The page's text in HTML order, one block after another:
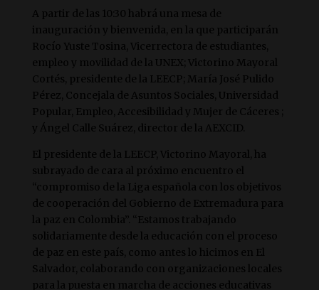
A partir de las 10:30 habrá una mesa de
inauguración y bienvenida, en la que participarán
Rocío Yuste Tosina, Vicerrectora de estudiantes,
empleo y movilidad de la UNEX; Victorino Mayoral
Cortés, presidente de la LEECP; María José Pulido
Pérez, Concejala de Asuntos Sociales, Universidad
Popular, Empleo, Accesibilidad y Mujer de Cáceres ;
y Ángel Calle Suárez, director de la AEXCID.
El presidente de la LEECP, Victorino Mayoral, ha
subrayado de cara al próximo encuentro el
“compromiso de la Liga española con los objetivos
de cooperación del Gobierno de Extremadura para
la paz en Colombia”. “Estamos trabajando
solidariamente desde la educación con el proceso
de paz en este país, como antes lo hicimos en El
Salvador, colaborando con organizaciones locales
para la puesta en marcha de acciones educativas